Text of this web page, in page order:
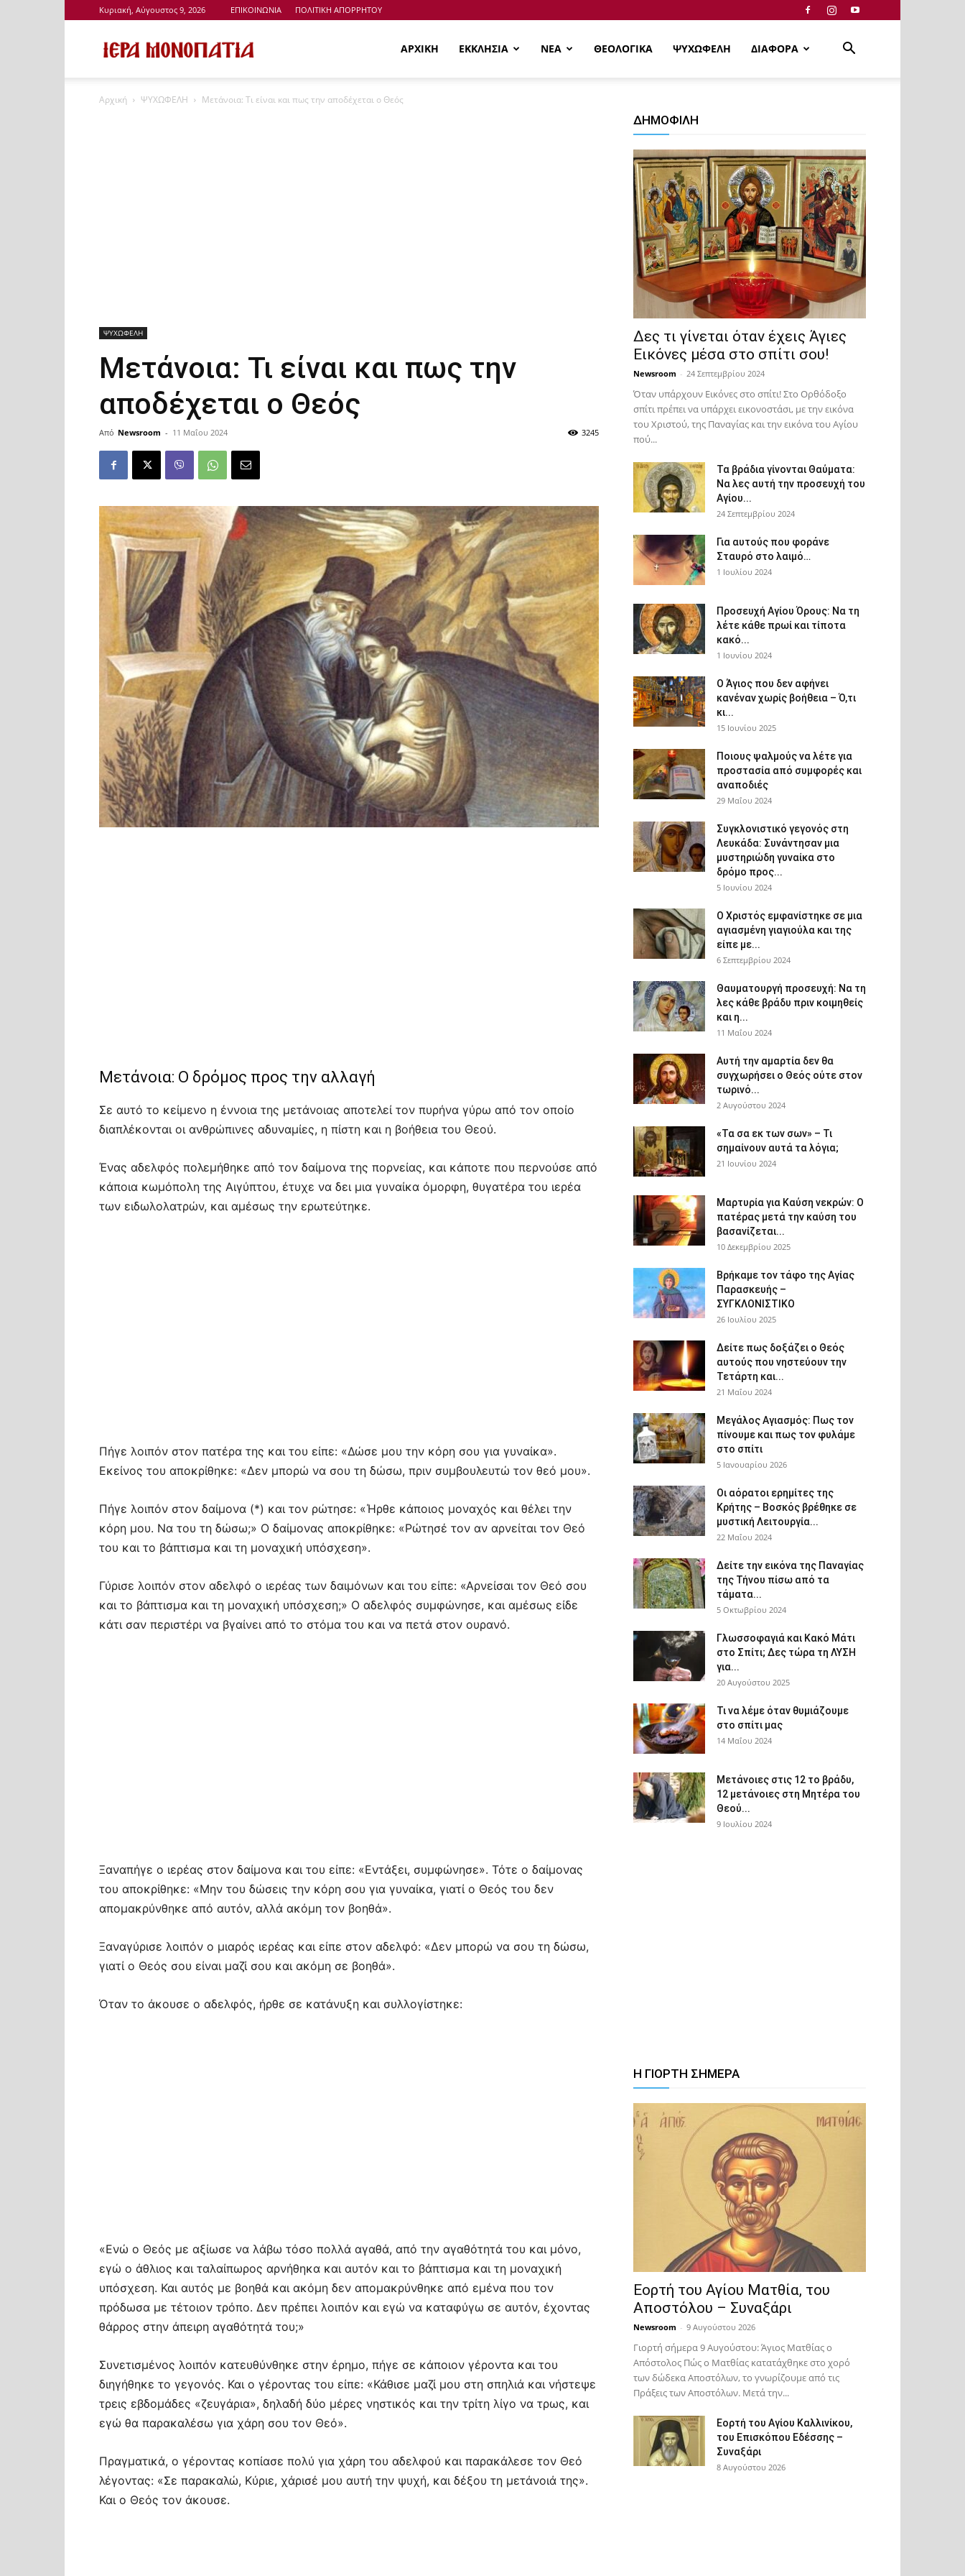
Κυριακή, Αύγουστος 9, 2026 ΕΠΙΚΟΙΝΩΝΙΑ ΠΟΛΙΤΙΚΗ ΑΠΟΡΡΗΤΟΥ
Μονοπάτια
ΑΡΧΙΚΗ ΕΚΚΛΗΣΙΑ ΝΕΑ ΘΕΟΛΟΓΙΚΑ ΨΥΧΩΦΕΛΗ ΔΙΑΦΟΡΑ
Αρχική ΨΥΧΩΦΕΛΗ Μετάνοια: Τι είναι και πως την αποδέχεται ο Θεός
ΨΥΧΩΦΕΛΗ
Μετάνοια: Τι είναι και πως την
αποδέχεται ο Θεός
Από Newsroom - 11 Μαΐου 2024 3245
Μετάνοια: Ο δρόμος προς την αλλαγή
Σε αυτό το κείμενο η έννοια της μετάνοιας αποτελεί τον πυρήνα γύρω από τον οποίο
διαπλέκονται οι ανθρώπινες αδυναμίες, η πίστη και η βοήθεια του Θεού.
Ένας αδελφός πολεμήθηκε από τον δαίμονα της πορνείας, και κάποτε που περνούσε από
κάποια κωμόπολη της Αιγύπτου, έτυχε να δει μια γυναίκα όμορφη, θυγατέρα του ιερέα
των ειδωλολατρών, και αμέσως την ερωτεύτηκε.
Πήγε λοιπόν στον πατέρα της και του είπε: «Δώσε μου την κόρη σου για γυναίκα».
Εκείνος του αποκρίθηκε: «Δεν μπορώ να σου τη δώσω, πριν συμβουλευτώ τον θεό μου».
Πήγε λοιπόν στον δαίμονα (*) και τον ρώτησε: «Ήρθε κάποιος μοναχός και θέλει την
κόρη μου. Να του τη δώσω;» Ο δαίμονας αποκρίθηκε: «Ρώτησέ τον αν αρνείται τον Θεό
του και το βάπτισμα και τη μοναχική υπόσχεση».
Γύρισε λοιπόν στον αδελφό ο ιερέας των δαιμόνων και του είπε: «Αρνείσαι τον Θεό σου
και το βάπτισμα και τη μοναχική υπόσχεση;» Ο αδελφός συμφώνησε, και αμέσως είδε
κάτι σαν περιστέρι να βγαίνει από το στόμα του και να πετά στον ουρανό.
Ξαναπήγε ο ιερέας στον δαίμονα και του είπε: «Εντάξει, συμφώνησε». Τότε ο δαίμονας
του αποκρίθηκε: «Μην του δώσεις την κόρη σου για γυναίκα, γιατί ο Θεός του δεν
απομακρύνθηκε από αυτόν, αλλά ακόμη τον βοηθά».
Ξαναγύρισε λοιπόν ο μιαρός ιερέας και είπε στον αδελφό: «Δεν μπορώ να σου τη δώσω,
γιατί ο Θεός σου είναι μαζί σου και ακόμη σε βοηθά».
Όταν το άκουσε ο αδελφός, ήρθε σε κατάνυξη και συλλογίστηκε:
«Ενώ ο Θεός με αξίωσε να λάβω τόσο πολλά αγαθά, από την αγαθότητά του και μόνο,
εγώ ο άθλιος και ταλαίπωρος αρνήθηκα και αυτόν και το βάπτισμα και τη μοναχική
υπόσχεση. Και αυτός με βοηθά και ακόμη δεν απομακρύνθηκε από εμένα που τον
πρόδωσα με τέτοιον τρόπο. Δεν πρέπει λοιπόν και εγώ να καταφύγω σε αυτόν, έχοντας
θάρρος στην άπειρη αγαθότητά του;»
Συνετισμένος λοιπόν κατευθύνθηκε στην έρημο, πήγε σε κάποιον γέροντα και του
διηγήθηκε το γεγονός. Και ο γέροντας του είπε: «Κάθισε μαζί μου στη σπηλιά και νήστεψε
τρεις εβδομάδες «ζευγάρια», δηλαδή δύο μέρες νηστικός και την τρίτη λίγο να τρως, και
εγώ θα παρακαλέσω για χάρη σου τον Θεό».
Πραγματικά, ο γέροντας κοπίασε πολύ για χάρη του αδελφού και παρακάλεσε τον Θεό
λέγοντας: «Σε παρακαλώ, Κύριε, χάρισέ μου αυτή την ψυχή, και δέξου τη μετάνοιά της».
Και ο Θεός τον άκουσε.
ΔΗΜΟΦΙΛΗ
Δες τι γίνεται όταν έχεις Άγιες
Εικόνες μέσα στο σπίτι σου!
Newsroom - 24 Σεπτεμβρίου 2024
Όταν υπάρχουν Εικόνες στο σπίτι! Στο Ορθόδοξο
σπίτι πρέπει να υπάρχει εικονοστάσι, με την εικόνα
του Χριστού, της Παν­αγίας και την εικόνα του Αγίου
πού...
Τα βράδια γίνονται Θαύματα:
Να λες αυτή την προσευχή του
Αγίου...
24 Σεπτεμβρίου 2024
Για αυτούς που φοράνε
Σταυρό στο λαιμό…
1 Ιουλίου 2024
Προσευχή Αγίου Όρους: Να τη
λέτε κάθε πρωί και τίποτα
κακό...
1 Ιουνίου 2024
Ο Άγιος που δεν αφήνει
κανέναν χωρίς βοήθεια – Ό,τι
κι...
15 Ιουνίου 2025
Ποιους ψαλμούς να λέτε για
προστασία από συμφορές και
αναποδιές
29 Μαΐου 2024
Συγκλονιστικό γεγονός στη
Λευκάδα: Συνάντησαν μια
μυστηριώδη γυναίκα στο
δρόμο προς...
5 Ιουνίου 2024
Ο Χριστός εμφανίστηκε σε μια
αγιασμένη γιαγιούλα και της
είπε με...
6 Σεπτεμβρίου 2024
Θαυματουργή προσευχή: Να τη
λες κάθε βράδυ πριν κοιμηθείς
και η...
11 Μαΐου 2024
Αυτή την αμαρτία δεν θα
συγχωρήσει ο Θεός ούτε στον
τωρινό...
2 Αυγούστου 2024
«Τα σα εκ των σων» – Τι
σημαίνουν αυτά τα λόγια;
21 Ιουνίου 2024
Μαρτυρία για Καύση νεκρών: Ο
πατέρας μετά την καύση του
βασανίζεται...
10 Δεκεμβρίου 2025
Βρήκαμε τον τάφο της Αγίας
Παρασκευής –
ΣΥΓΚΛΟΝΙΣΤΙΚΟ
26 Ιουλίου 2025
Δείτε πως δοξάζει ο Θεός
αυτούς που νηστεύουν την
Τετάρτη και...
21 Μαΐου 2024
Μεγάλος Αγιασμός: Πως τον
πίνουμε και πως τον φυλάμε
στο σπίτι
5 Ιανουαρίου 2026
Οι αόρατοι ερημίτες της
Κρήτης – Βοσκός βρέθηκε σε
μυστική Λειτουργία...
22 Μαΐου 2024
Δείτε την εικόνα της Παναγίας
της Τήνου πίσω από τα
τάματα...
5 Οκτωβρίου 2024
Γλωσσοφαγιά και Κακό Μάτι
στο Σπίτι; Δες τώρα τη ΛΥΣΗ
για...
20 Αυγούστου 2025
Τι να λέμε όταν θυμιάζουμε
στο σπίτι μας
14 Μαΐου 2024
Μετάνοιες στις 12 το βράδυ,
12 μετάνοιες στη Μητέρα του
Θεού...
9 Ιουλίου 2024
Η ΓΙΟΡΤΗ ΣΗΜΕΡΑ
Εορτή του Αγίου Ματθία, του
Αποστόλου – Συναξάρι
Newsroom - 9 Αυγούστου 2026
Γιορτή σήμερα 9 Αυγούστου: Άγιος Ματθίας ο
Απόστολος Πώς ο Ματθίας κατατάχθηκε στο χορό
των δώδεκα Αποστόλων, το γνωρίζουμε από τις
Πράξεις των Αποστόλων. Μετά την...
Εορτή του Αγίου Καλλινίκου,
του Επισκόπου Εδέσσης –
Συναξάρι
8 Αυγούστου 2026